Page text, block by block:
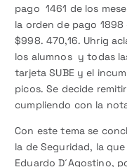
pago 1461 de los
la orden de pago
$998. 470,16. Uhrig
los alumnos y todas
tarjeta SUBE y el
picos. Se decide
cumpliendo con la
Con este tema se
la de Seguridad, la
Eduardo D´Agostino,